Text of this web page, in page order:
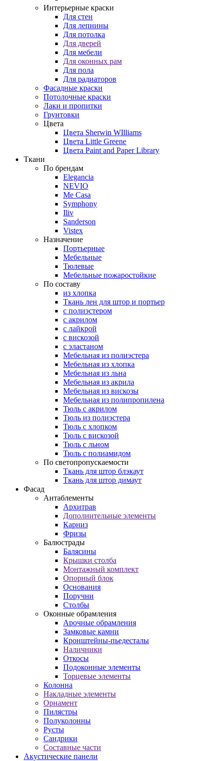
Интерьерные краски
Для стен
Для лепнины
Для потолка
Для дверей
Для мебели
Для оконных рам
Для пола
Для радиаторов
Фасадные краски
Потолочные краски
Лаки и пропитки
Грунтовки
Цвета
Цвета Sherwin WIlliams
Цвета Little Greene
Цвета Paint and Paper Library
Ткани
По брендам
Elegancia
NEVIO
Me Casa
Symphony
Iliv
Sanderson
Vistex
Назначение
Портьерные
Мебельные
Тюлевые
Мебельные пожаростойкие
По составу
из хлопка
Ткань лен для штор и портьер
с полиэстером
с акрилом
с лайкрой
с вискозой
с эластаном
Мебельная из полиэстера
Мебельная из хлопка
Мебельная из льна
Мебельная из акрила
Мебельная из вискозы
Мебельная из полипропилена
Тюль с акрилом
Тюль из полиэстера
Тюль с хлопком
Тюль с вискозой
Тюль с льном
Тюль с полиамидом
По светопропускаемости
Ткань для штор блэкаут
Ткань для штор димаут
Фасад
Антаблементы
Архитрав
Дополнительные элементы
Карниз
Фризы
Балюстрады
Балясины
Крышки столба
Монтажный комплект
Опорный блок
Основания
Поручни
Столбы
Оконные обрамления
Арочные обрамления
Замковые камни
Кронштейны-пьедесталы
Наличники
Откосы
Подоконные элементы
Торцевые элементы
Колонна
Накладные элементы
Орнамент
Пилястры
Полуколонны
Русты
Сандрики
Составные части
Акустические панели